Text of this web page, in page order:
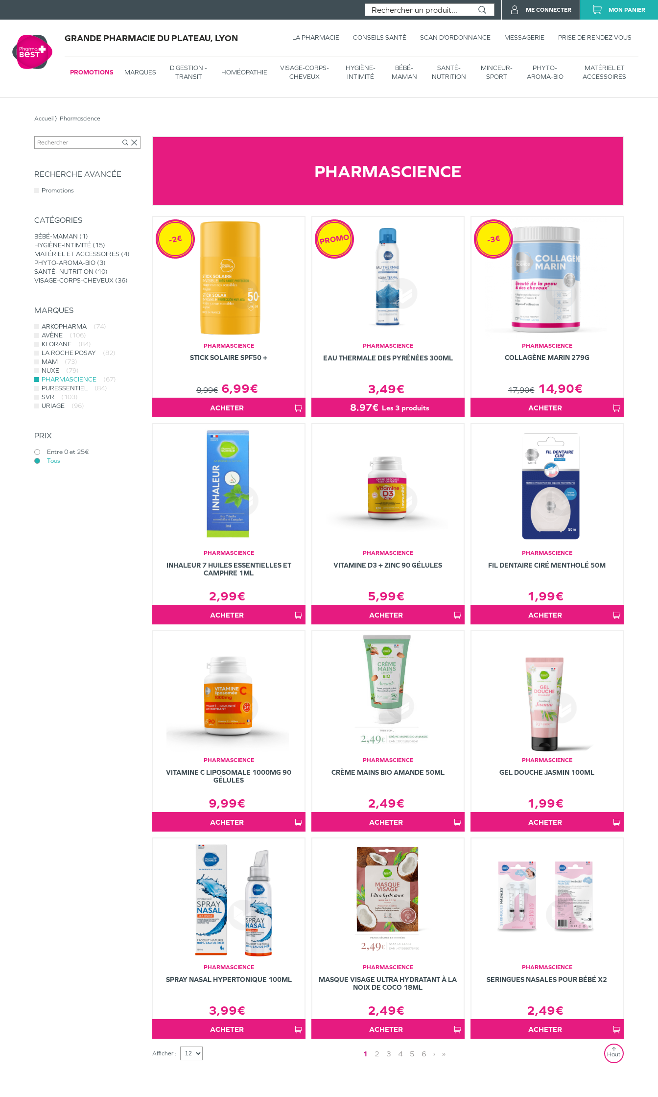
GRANDE PHARMACIE DU PLATEAU, LYON LA PHARMACIE CONSEILS SANTÉ SCAN D’ORDONNANCE MESSAGERIE PRISE DE RENDEZ-VOUS
PROMOTIONS MARQUES
DIGESTION -
TRANSIT
HOMÉOPATHIE
VISAGE-CORPS-
CHEVEUX
HYGIÈNE-
INTIMITÉ
BÉBÉ-
MAMAN
SANTÉ-
NUTRITION
MINCEUR-
SPORT
PHYTO-
AROMA-BIO
MATÉRIEL ET
ACCESSOIRES
ME CONNECTER MON PANIER
Accueil Pharmascience
RECHERCHE AVANCÉE
Promotions
CATÉGORIES
BÉBÉ-MAMAN
1
HYGIÈNE-INTIMITÉ
15
MATÉRIEL ET ACCESSOIRES 4
PHYTO-AROMA-BIO 3
SANTÉ- NUTRITION
10
VISAGE-CORPS-CHEVEUX 36
MARQUES
ARKOPHARMA
(74)
AVÈNE
(106)
KLORANE
(84)
LA ROCHE POSAY
(82)
MAM
(73)
NUXE
(79)
PHARMASCIENCE
(67)
PURESSENTIEL
(84)
SVR
(103)
URIAGE
(96)
PRIX
Entre 0 et 25€
Tous
PHARMASCIENCE
PHARMASCIENCE
STICK SOLAIRE SPF50 +
8,99€ 6,99€
-2€
ACHETER
PHARMASCIENCE
EAU THERMALE DES PYRÉNÉES 300ML
3,49€
PROMO
8.97€ les 3 produits
PHARMASCIENCE
COLLAGÈNE MARIN 279G
17,90€ 14,90€
-3€
ACHETER
PHARMASCIENCE
INHALEUR 7 HUILES ESSENTIELLES ET
CAMPHRE 1ML
2,99€
ACHETER
PHARMASCIENCE
VITAMINE D3 + ZINC 90 GÉLULES
5,99€
ACHETER
PHARMASCIENCE
FIL DENTAIRE CIRÉ MENTHOLÉ 50M
1,99€
ACHETER
PHARMASCIENCE
VITAMINE C LIPOSOMALE 1000MG 90
GÉLULES
9,99€
ACHETER
PHARMASCIENCE
CRÈME MAINS BIO AMANDE 50ML
2,49€
ACHETER
PHARMASCIENCE
GEL DOUCHE JASMIN 100ML
1,99€
ACHETER
PHARMASCIENCE
SPRAY NASAL HYPERTONIQUE 100ML
3,99€
ACHETER
PHARMASCIENCE
MASQUE VISAGE ULTRA HYDRATANT À LA
NOIX DE COCO 18ML
2,49€
ACHETER
PHARMASCIENCE
SERINGUES NASALES POUR BÉBÉ X2
2,49€
ACHETER
Afficher : 1 2 3 4 5 6 › » Haut